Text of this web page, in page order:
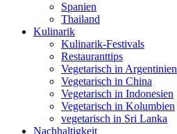
Spanien
Thailand
Kulinarik
Kulinarik-Festivals
Restauranttips
Vegetarisch in Argentinien
Vegetarisch in China
Vegetarisch in Indonesien
Vegetarisch in Kolumbien
vegetarisch in Sri Lanka
Nachhaltigkeit